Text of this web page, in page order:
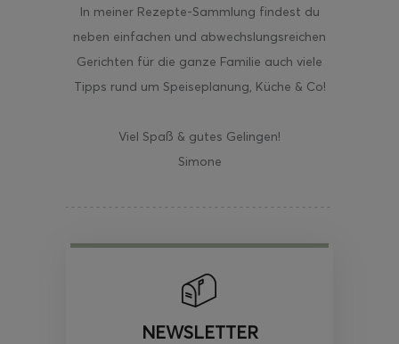
In meiner Rezepte-Sammlung findest du
neben einfachen und abwechslungsreichen
Gerichten für die ganze Familie auch viele
Tipps rund um Speiseplanung, Küche & Co!
Viel Spaß & gutes Gelingen!
Simone
NEWSLETTER